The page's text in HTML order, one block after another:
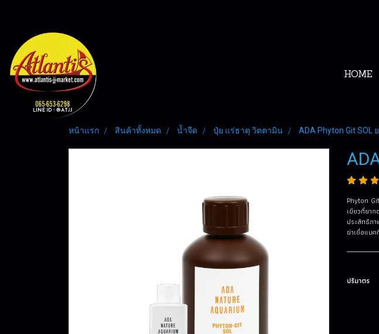
HOME
หน้าแรก สินค้าทั้งหมด น้ำจืด ปุ๋ย แร่ธาตุ วิตตามิน ADA Phyton Git
Phyton
เขียวที่ยา
ประสิทธิภ
ฆ่าเชื่อแบ
ปริมาตร